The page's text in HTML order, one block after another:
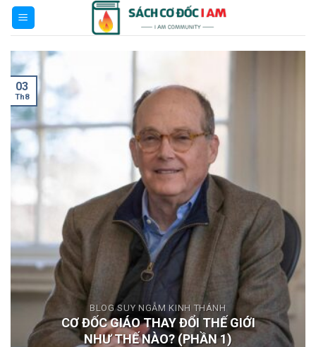
Skip
BLOG SUY NGẪM KINH THÁNH
CƠ ĐỐC GIÁO THAY ĐỔI THẾ GIỚI
NHƯ THẾ NÀO? (PHẦN 1)
03
Th8